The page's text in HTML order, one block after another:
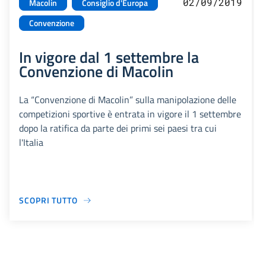
Macolin
Consiglio d'Europa
Convenzione
In vigore dal 1 settembre la
Convenzione di Macolin
La “Convenzione di Macolin” sulla manipolazione delle
competizioni sportive è entrata in vigore il 1 settembre
dopo la ratifica da parte dei primi sei paesi tra cui
l'Italia
SCOPRI TUTTO